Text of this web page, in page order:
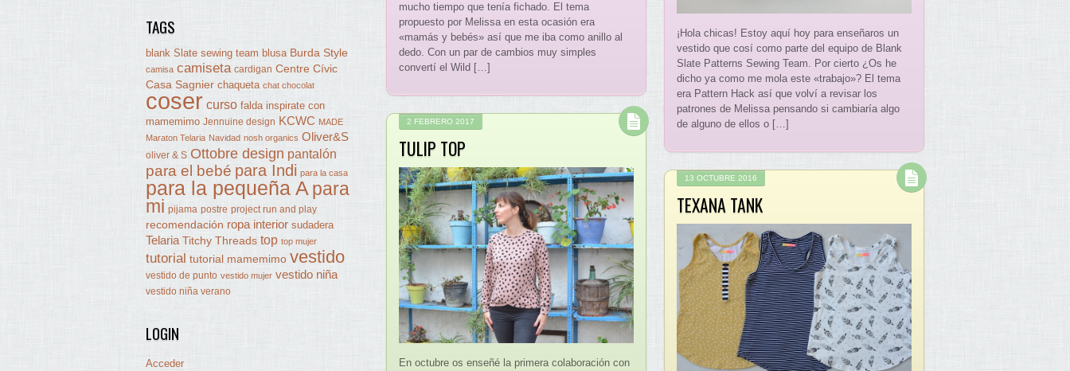
¡Hola chicas! Estoy aquí hoy para enseñaros un
vestido que cosí como parte del equipo de Blank
Slate Patterns Sewing Team. Por cierto ¿Os he
dicho ya como me mola este «trabajo»? El tema
era Pattern Hack así que volví a revisar los
patrones de Melissa pensando si cambiaría algo
de alguno de ellos o […]
mucho tiempo que tenía fichado. El tema
propuesto por Melissa en esta ocasión era
«mamás y bebés» así que me iba como anillo al
dedo. Con un par de cambios muy simples
convertí el Wild […]
2 FEBRERO 2017
TULIP TOP
En octubre os enseñé la primera colaboración con
13 OCTUBRE 2016
TEXANA TANK
TAGS
blank Slate sewing team blusa Burda Style
camisa camiseta cardigan Centre Cívic
Casa Sagnier chaqueta chat chocolat
coser curso falda inspirate con
mamemimo Jennuine design KCWC MADE
Maraton Telaria Navidad nosh organics Oliver&S
oliver & S Ottobre design pantalón
para el bebé para Indi para la casa
para la pequeña A para
mi pijama postre project run and play
recomendación ropa interior sudadera
Telaria Titchy Threads top top mujer
tutorial tutorial mamemimo vestido
vestido de punto vestido mujer vestido niña
vestido niña verano
LOGIN
Acceder